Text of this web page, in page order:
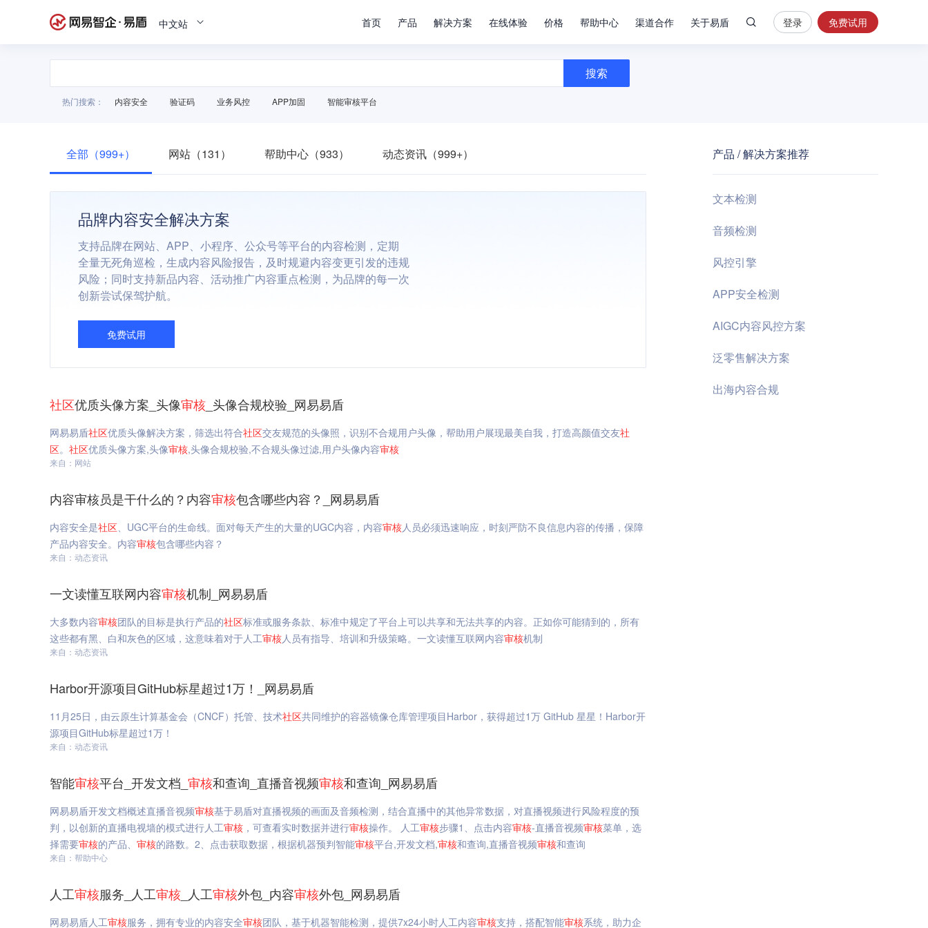
中文站 首页 产品 解决方案 在线体验 价格 帮助中心 渠道合作 关于易盾
安
全
控
登录 免费试用
搜索
热门搜索： 内容安全 验证码 业务风控 APP加固 智能审核平台
全部（999+） 网站（131） 帮助中心（933） 动态资讯（999+）
品牌内容安全解决方案
支持品牌在网站、APP、小程序、公众号等平台的内容检测，定期
全量无死角巡检，生成内容风险报告，及时规避内容变更引发的违规
风险；同时支持新品内容、活动推广内容重点检测，为品牌的每一次
创新尝试保驾护航。
免费试用
社区优质头像方案_头像审核 _头像合规校验_网易易盾
网易易盾社区优质头像解决方案，筛选出符合社区交友规范的头像照，识别不合规用户头像，帮助用户展现最美自我，打造高颜值交友社
区。 社区优质头像方案,头像审核,头像合规校验,不合规头像过滤,用户头像内容审核
来自：网站
内容审核员是干什么的？内容审核包含哪些内容？_网易易盾
内容安全是社区、UGC平台的生命线。面对每天产生的大量的UGC内容，内容审核人员必须迅速响应，时刻严防不良信息内容的传播，保障
产品内容安全。内容审核包含哪些内容？
来自：动态资讯
一文读懂互联网内容审核机制_网易易盾
大多数内容审核团队的目标是执行产品的社区标准或服务条款、标准中规定了平台上可以共享和无法共享的内容。正如你可能猜到的，所有
这些都有黑、白和灰色的区域，这意味着对于人工审核人员有指导、培训和升级策略。一文读懂互联网内容审核机制
来自：动态资讯
Harbor开源项目GitHub标星超过1万！_网易易盾
11月25日，由云原生计算基金会（CNCF）托管、技术社区共同维护的容器镜像仓库管理项目Harbor，获得超过1万 GitHub 星星！Harbor开
源项目GitHub标星超过1万！
来自：动态资讯
智能审核平台_开发文档_ 审核和查询_直播音视频审核和查询_网易易盾
网易易盾开发文档概述直播音视频审核基于易盾对直播视频的画面及音频检测，结合直播中的其他异常数据，对直播视频进行风险程度的预
判，以创新的直播电视墙的模式进行人工审核 ，可查看实时数据并进行审核操作。 人工审核步骤1、点击内容审核-直播音视频审核菜单，选
择需要审核的产品、 审核的路数。2、点击获取数据，根据机器预判智能审核平台,开发文档,审核和查询,直播音视频审核和查询
来自：帮助中心
人工审核服务_人工审核 _人工审核外包_内容审核外包_网易易盾
网易易盾人工审核服务，拥有专业的内容安全审核团队，基于机器智能检测，提供7x24小时人工内容审核支持，搭配智能审核系统，助力企
产品 / 解决方案推荐
文本检测
音频检测
风控引擎
APP安全检测
AIGC内容风控方案
泛零售解决方案
出海内容合规